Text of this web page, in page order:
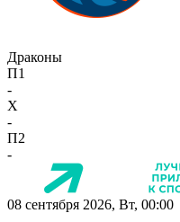
Драконы
П1
-
X
-
П2
-
08 сентября 2026, Вт, 00:00